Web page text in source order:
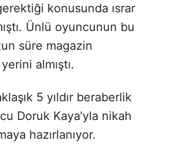
konusunda ısrar
Ünlü oyuncunun bu
süre magazin
almıştı.
5 yıldır beraberlik
Doruk Kaya’yla nikah
hazırlanıyor.